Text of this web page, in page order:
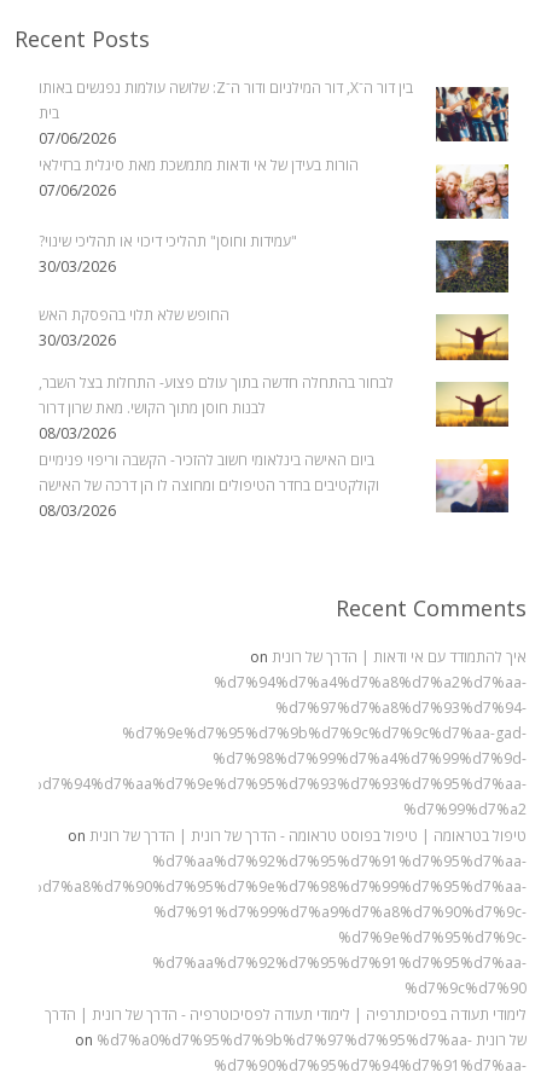
Recent Posts
בין דור ה־X, דור המילניום ודור ה־Z: שלושה עולמות נפגשים באותו
בית
07/06/2026
הורות בעידן של אי ודאות מתמשכת מאת סיגלית ברזילאי
07/06/2026
"עמידות וחוסן" תהליכי דיכוי או תהליכי שינוי?
30/03/2026
החופש שלא תלוי בהפסקת האש
30/03/2026
לבחור בהתחלה חדשה בתוך עולם פצוע- התחלות בצל השבר,
לבנות חוסן מתוך הקושי. מאת שרון דרור
08/03/2026
ביום האישה בינלאומי חשוב להזכיר- הקשבה וריפוי פנימיים
וקולקטיבים בחדר הטיפולים ומחוצה לו הן דרכה של האישה
08/03/2026
Recent Comments
איך להתמודד עם אי ודאות | הדרך של רונית on
%d7%94%d7%a4%d7%a8%d7%a2%d7%aa-
%d7%97%d7%a8%d7%93%d7%94-
%d7%9e%d7%95%d7%9b%d7%9c%d7%9c%d7%aa-gad-
%d7%98%d7%99%d7%a4%d7%99%d7%9d-
%d7%99%d7%a2
טיפול בטראומה | טיפול בפוסט טראומה - הדרך של רונית | הדרך של רונית on
%d7%aa%d7%92%d7%95%d7%91%d7%95%d7%aa-
%d7%91%d7%99%d7%a9%d7%a8%d7%90%d7%9c-
%d7%9e%d7%95%d7%9c-
%d7%aa%d7%92%d7%95%d7%91%d7%95%d7%aa-
%d7%9c%d7%90
לימודי תעודה בפסיכותרפיה | לימודי תעודה לפסיכוטרפיה - הדרך של רונית | הדרך
של רונית
on %d7%a0%d7%95%d7%9b%d7%97%d7%95%d7%aa-
%d7%90%d7%95%d7%94%d7%91%d7%aa-